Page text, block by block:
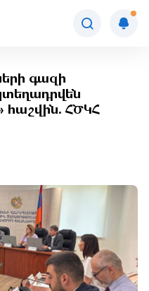
գազի
հաշվին. ՀԾԿՀ